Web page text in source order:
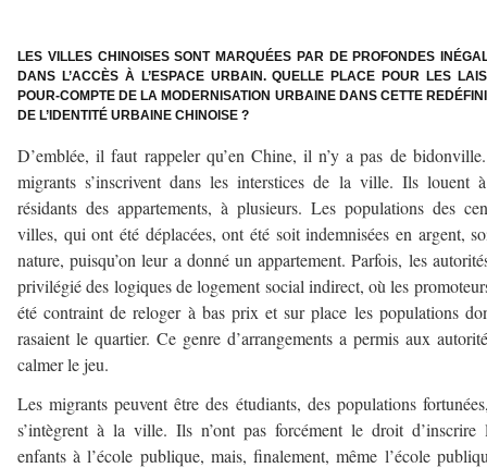
LES VILLES CHINOISES SONT MARQUÉES PAR DE PROFONDES
DANS L’ACCÈS À L’ESPACE URBAIN. QUELLE PLACE POUR LES
POUR-COMPTE DE LA MODERNISATION URBAINE DANS CETTE
DE L’IDENTITÉ URBAINE CHINOISE ?
D’emblée, il faut rappeler qu’en Chine, il n’y a pas de
migrants s’inscrivent dans les interstices de la ville. Ils louent
résidants des appartements, à plusieurs. Les populations des
villes, qui ont été déplacées, ont été soit indemnisées en argent,
nature, puisqu’on leur a donné un appartement. Parfois, les
privilégié des logiques de logement social indirect, où les
été contraint de reloger à bas prix et sur place les populations
rasaient le quartier. Ce genre d’arrangements a permis aux
calmer le jeu.
Les migrants peuvent être des étudiants, des populations
s’intègrent à la ville. Ils n’ont pas forcément le droit d’inscrire
enfants à l’école publique, mais, finalement, même l’école